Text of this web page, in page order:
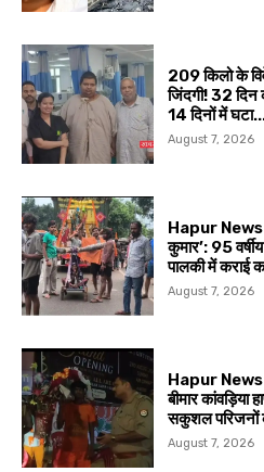
209 किलो के
जिंदगी! 32 दिन
14 दिनों में
August 7, 2026
Hapur News
कुमार’: 95
पालकी में कराई
August 7, 2026
Hapur News
बीमार कांवड़िया
सकुशल परिजनों
August 7, 2026